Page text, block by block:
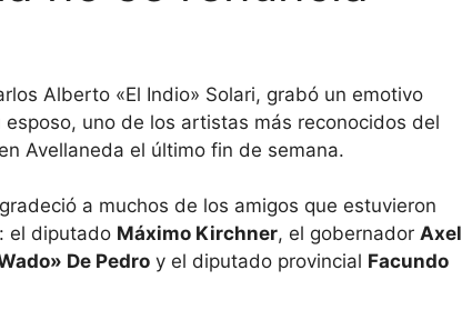
Alberto «El Indio» Solari, grabó un emotivo
uno de los artistas más reconocidos del
Avellaneda el último fin de semana.
a muchos de los amigos que estuvieron
el diputado Máximo Kirchner, el gobernador Axel
De Pedro y el diputado provincial Facundo